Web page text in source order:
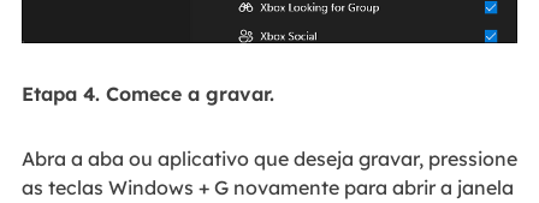
Etapa 4. Comece a gravar.
Abra a aba ou aplicativo que deseja gravar, pressione
as teclas Windows + G novamente para abrir a janela